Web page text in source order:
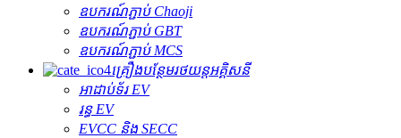
ឧបករណ៍ភ្ជាប់ Chaoji
ឧបករណ៍ភ្ជាប់ GBT
ឧបករណ៍ភ្ជាប់ MCS
គ្រឿងបន្ថែមរថយន្តអគ្គិសនី
អាដាប់ទ័រ EV
រន្ធ EV
EVCC និង SECC